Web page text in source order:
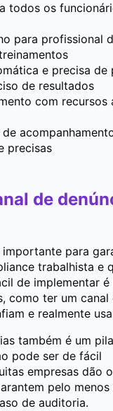
todos os
para profissional
e precisa de
de resultados
com recursos
precisas
de
para
trabalhista e
de implementar
como ter um canal
e realmente
também é um
pode ser de fácil
empresas dão
pelo
de auditoria.